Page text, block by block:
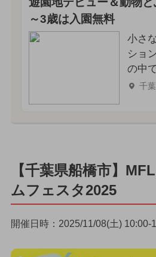
～3歳は入園無料
小さ
ショ
の中
千
【千葉県船橋市】
ムフェスタ2025
開催日時：2025/11/08(土) 10:00-